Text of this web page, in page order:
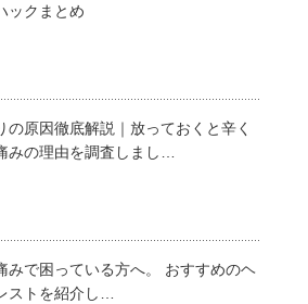
ックまとめ
の原因徹底解説｜放っておくと辛く
みの理由を調査しまし…
みで困っている方へ。 おすすめのヘ
ストを紹介し…